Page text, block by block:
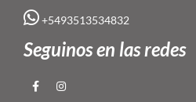
+5493513534832
Seguinos en las redes